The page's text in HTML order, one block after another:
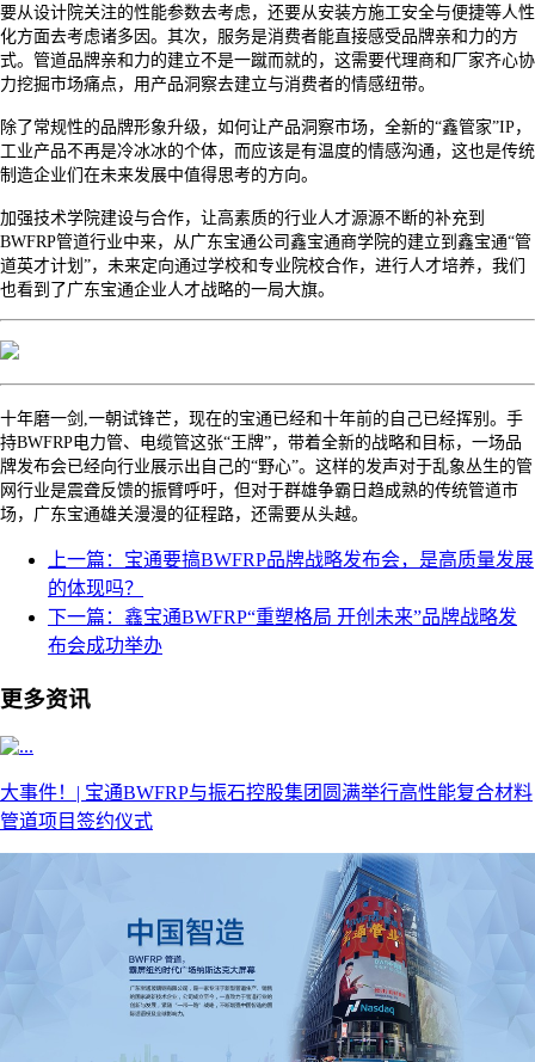
要从设计院关注的性能参数去考虑，还要从安装方施工安全与便捷等人性
化方面去考虑诸多因。其次，服务是消费者能直接感受品牌亲和力的方
式。管道品牌亲和力的建立不是一蹴而就的，这需要代理商和厂家齐心协
力挖掘市场痛点，用产品洞察去建立与消费者的情感纽带。
除了常规性的品牌形象升级，如何让产品洞察市场，全新的“鑫管家”IP，
工业产品不再是冷冰冰的个体，而应该是有温度的情感沟通，这也是传统
制造企业们在未来发展中值得思考的方向。
加强技术学院建设与合作，让高素质的行业人才源源不断的补充到
BWFRP管道行业中来，从广东宝通公司鑫宝通商学院的建立到鑫宝通“管
道英才计划”，未来定向通过学校和专业院校合作，进行人才培养，我们
也看到了广东宝通企业人才战略的一局大旗。
十年磨一剑 ,一朝试锋芒，现在的宝通已经和十年前的自己已经挥别。手
持BWFRP电力管、电缆管这张“王牌”，带着全新的战略和目标，一场品
牌发布会已经向行业展示出自己的“野心”。这样的发声对于乱象丛生的管
网行业是震聋反馈的振臂呼吁，但对于群雄争霸日趋成熟的传统管道市
场，广东宝通雄关漫漫的征程路，还需要从头越。
上一篇：宝通要搞BWFRP品牌战略发布会，是高质量发展
的体现吗？
下一篇：鑫宝通BWFRP“重塑格局 开创未来”品牌战略发
布会成功举办
更多资讯
大事件！| 宝通BWFRP与振石控股集团圆满举行高性能复合材料
管道项目签约仪式